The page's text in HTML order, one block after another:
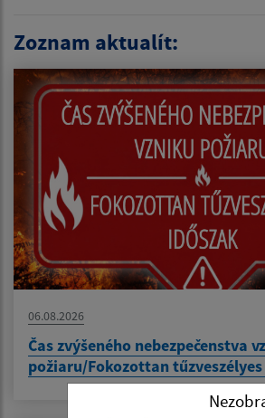
Zoznam aktualít:
06.08.2026
Čas zvýšeného nebezpečenstva
požiaru/Fokozottan